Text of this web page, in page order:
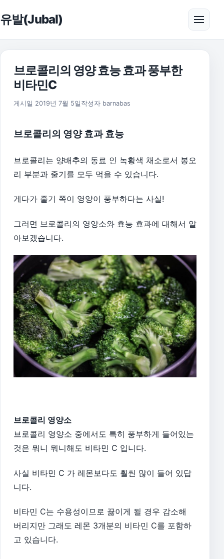
유발(Jubal) 메뉴
브로콜리의 영양 효능 효과 풍부한
비타민C
게시일 2019년 7월 5일 2026년 8월 1일
작성자 barnabas
브로콜리의 영양 효과 효능
브로콜리는 양배추의 동료 인 녹황색 채소로서 봉오
리 부분과 줄기를 모두 먹을 수 있습니다.
게다가 줄기 쪽이 영양이 풍부하다는 사실!
그러면 브로콜리의 영양소와 효능 효과에 대해서 알
아보겠습니다.
브로콜리 영양소
브로콜리 영양소 중에서도 특히 풍부하게 들어있는
것은 뭐니 뭐니해도 비타민 C 입니다.
사실 비타민 C 가 레몬보다도 훨씬 많이 들어 있답
니다.
비타민 C는 수용성이므로 끓이게 될 경우 감소해
버리지만 그래도 레몬 3개분의 비타민 C를 포함하
고 있습니다.